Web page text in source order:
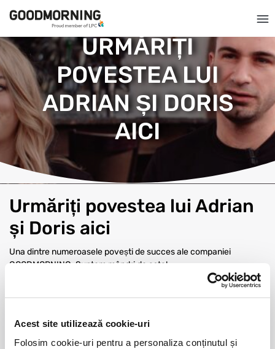
Acest site utilizează cookie-uri
Folosim cookie-uri pentru a personaliza conținutul și
URMĂRIȚI
POVESTEA LUI
ADRIAN ȘI DORIS
AICI
Urmăriți povestea lui Adrian
și Doris aici
Una dintre numeroasele povești de succes ale companiei
GOODMORNING. Suntem mândri de asta!